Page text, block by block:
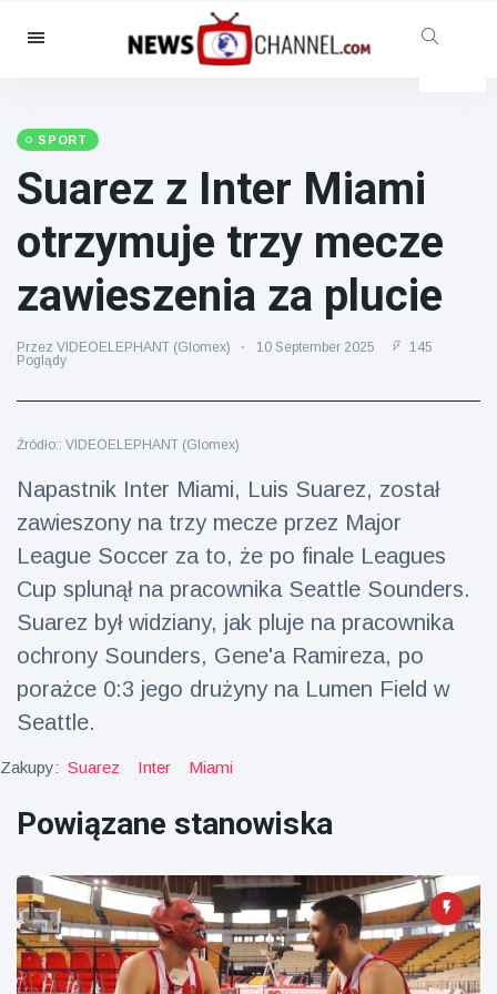
Kategorie
Opieka społeczna i zabawa
Kino i telewizja
(81)
Sport
(237)
(13938)
Moda i piękno
(122)
Samochody i silnik
(5997)
(121)
Zdrowie i sprawność
fizyczna
(73)
Podróże i przygody
(77)
Najnowsze
wiadomości
'kajdanek'
rozbawiła
publiczność
Konserywiści
świętują
narodziny
pierwszego
tapira
nizinne w
16 July
180
Poglądy
SPORT
Suarez z Inter Miami
otrzymuje trzy mecze
zawieszenia za plucie
Przez VIDEOELEPHANT (Glomex) 10 September 2025
145
Poglądy
Źródło:: VIDEOELEPHANT (Glomex)
Napastnik Inter Miami, Luis Suarez, został
zawieszony na trzy mecze przez Major
League Soccer za to, że po finale Leagues
Cup splunął na pracownika Seattle Sounders.
Suarez był widziany, jak pluje na pracownika
ochrony Sounders, Gene'a Ramireza, po
porażce 0:3 jego drużyny na Lumen Field w
Seattle.
Zakupy: Suarez Inter Miami
Powiązane stanowiska